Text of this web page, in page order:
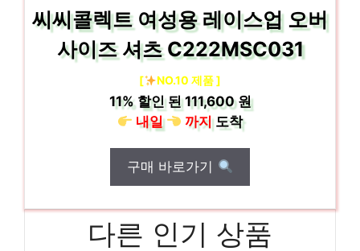
씨씨콜렉트 여성용 레이스업 오버
사이즈 셔츠 C222MSC031
[ NO.10 제품 ]
11%할인 된111,600 원
내일
까지도착
구매 바로가기
다른 인기 상품